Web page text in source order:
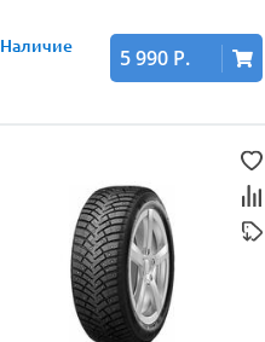
Наличие 5 990 Р.